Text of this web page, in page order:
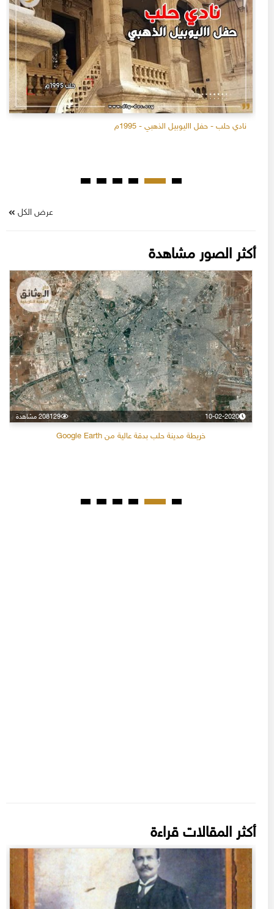
نادي حلب - حفل االيوبيل الذهبي - 1995م
عرض الكل
أكثر الصور مشاهدة
10-02-2020 208129 مشاهدة
خريطة مدينة حلب بدقة عالية من Google Earth
أكثر المقالات قراءة